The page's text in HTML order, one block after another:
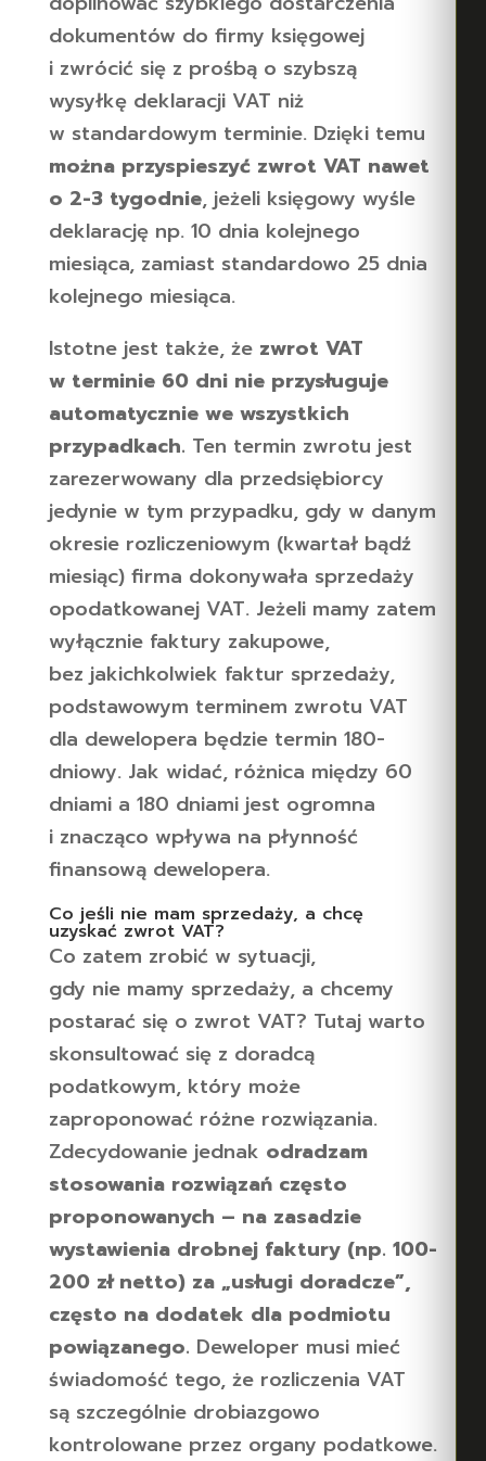
dokumentów do firmy księgowej
i zwrócić się z prośbą o szybszą
wysyłkę deklaracji VAT niż
w standardowym terminie. Dzięki temu
można przyspieszyć zwrot VAT nawet
o 2-3 tygodnie, jeżeli księgowy wyśle
deklarację np. 10 dnia kolejnego
miesiąca, zamiast standardowo 25 dnia
kolejnego miesiąca.
Istotne jest także, że zwrot VAT
w terminie 60 dni nie przysługuje
automatycznie we wszystkich
przypadkach. Ten termin zwrotu jest
zarezerwowany dla przedsiębiorcy
jedynie w tym przypadku, gdy w danym
okresie rozliczeniowym (kwartał bądź
miesiąc) firma dokonywała sprzedaży
opodatkowanej VAT. Jeżeli mamy zatem
wyłącznie faktury zakupowe,
bez jakichkolwiek faktur sprzedaży,
podstawowym terminem zwrotu VAT
dla dewelopera będzie termin 180-
dniowy. Jak widać, różnica między 60
dniami a 180 dniami jest ogromna
i znacząco wpływa na płynność
finansową dewelopera.
Co jeśli nie mam sprzedaży, a chcę
uzyskać zwrot VAT?
Co zatem zrobić w sytuacji,
gdy nie mamy sprzedaży, a chcemy
postarać się o zwrot VAT? Tutaj warto
skonsultować się z doradcą
podatkowym, który może
zaproponować różne rozwiązania.
Zdecydowanie jednak odradzam
stosowania rozwiązań często
proponowanych – na zasadzie
wystawienia drobnej faktury (np. 100-
200 zł netto) za „usługi doradcze”,
często na dodatek dla podmiotu
powiązanego. Deweloper musi mieć
świadomość tego, że rozliczenia VAT
są szczególnie drobiazgowo
kontrolowane przez organy podatkowe.